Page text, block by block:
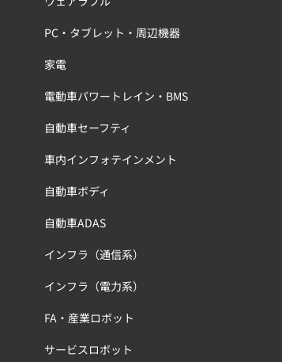
PC・タブレット・周辺機器
家電
電動車パワートレイン・BMS
自動車セーフティ
車内インフォテインメント
自動車ボディ
自動車ADAS
インフラ（通信系）
インフラ（電力系）
FA・産業ロボット
サービスロボット